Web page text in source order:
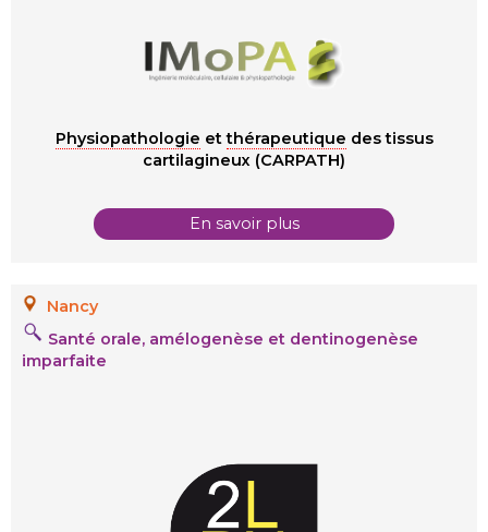
Physiopathologie etthérapeutique des tissus
cartilagineux (CARPATH)
En savoir plus
Nancy
Santé orale, amélogenèse et dentinogenèse
imparfaite